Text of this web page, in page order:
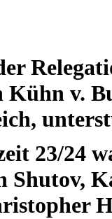
v.
23/24
Shutov,